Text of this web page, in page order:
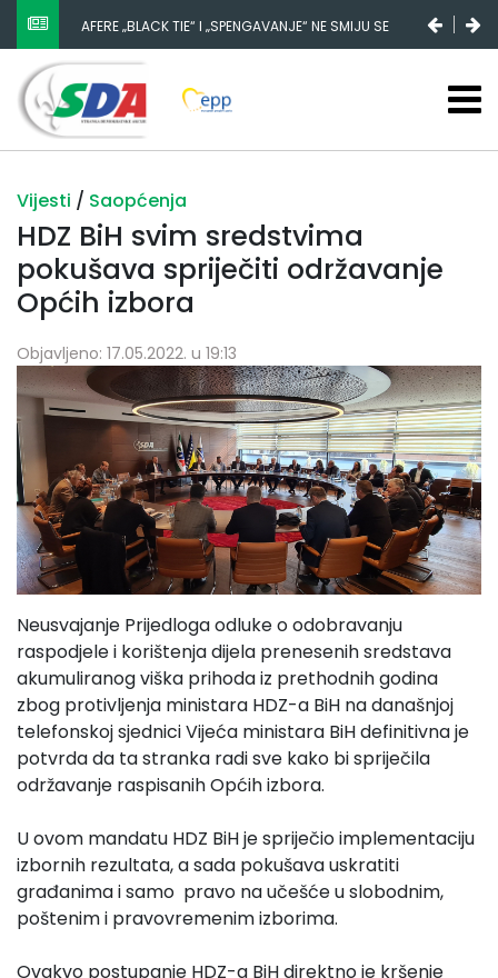
AFERE „BLACK TIE“ I „SPENGAVANJE“ NE SMIJU SE
ZATAŠKATI
Vijesti / Saopćenja
HDZ BiH svim sredstvima
pokušava spriječiti održavanje
Općih izbora
Objavljeno: 17.05.2022. u 19:13
Neusvajanje Prijedloga odluke o odobravanju
raspodjele i korištenja dijela prenesenih sredstava
akumuliranog viška prihoda iz prethodnih godina
zbog protivljenja ministara HDZ-a BiH na današnjoj
telefonskoj sjednici Vijeća ministara BiH definitivna je
potvrda da ta stranka radi sve kako bi spriječila
održavanje raspisanih Općih izbora.
U ovom mandatu HDZ BiH je spriječio implementaciju
izbornih rezultata, a sada pokušava uskratiti
građanima i samo pravo na učešće u slobodnim,
poštenim i pravovremenim izborima.
Ovakvo postupanje HDZ-a BiH direktno je kršenje